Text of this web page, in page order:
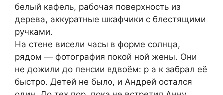
белый кафель, рабочая поверхность из
дерева, аккуратные шкафчики с блестящими
ручками.
На стене висели часы в форме солнца,
рядом — фотография покой ной жены. Они
не дожили до пенсии вдвоём: р а к забрал её
быстро. Детей не было, и Андрей остался